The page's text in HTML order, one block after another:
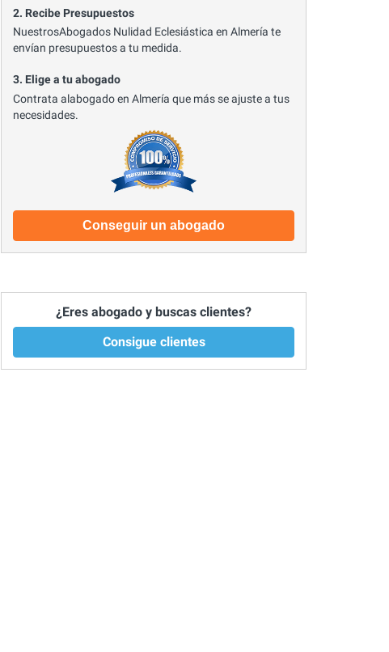
2. Recibe Presupuestos
NuestrosAbogados Nulidad Eclesiástica en Almería te
envían presupuestos a tu medida.
3. Elige a tu abogado
Contrata alabogado en Almería que más se ajuste a tus
necesidades.
Conseguir un abogado
¿Eres abogado y buscas clientes?
Consigue clientes